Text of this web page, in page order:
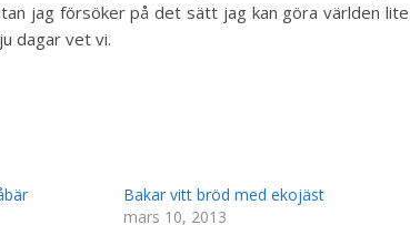
jag försöker på det sätt jag kan göra världen lite
dagar vet vi.
Bakar vitt bröd med ekojäst
mars 10, 2013